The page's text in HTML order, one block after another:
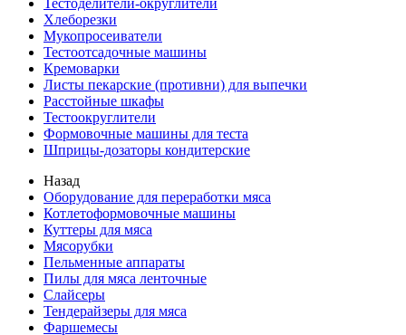
Тестоделители-округлители
Хлеборезки
Мукопросеиватели
Тестоотсадочные машины
Кремоварки
Листы пекарские (противни) для выпечки
Расстойные шкафы
Тестоокруглители
Формовочные машины для теста
Шприцы-дозаторы кондитерские
Назад
Оборудование для переработки мяса
Котлетоформовочные машины
Куттеры для мяса
Мясорубки
Пельменные аппараты
Пилы для мяса ленточные
Слайсеры
Тендерайзеры для мяса
Фаршемесы